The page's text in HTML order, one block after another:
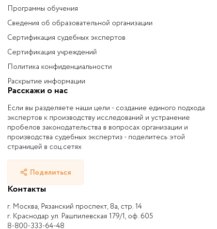
Программы обучения
Сведения об образовательной организации
Сертификация судебных экспертов
Сертификация учреждений
Политика конфиденциальности
Раскрытие информации
Расскажи о нас
Если вы разделяете наши цели - создание единого подхода
экспертов к производству исследований и устранение
пробелов законодательства в вопросах организации и
производства судебных экспертиз - поделитесь этой
страницей в соц.сетях
Поделиться
Контакты
г. Москва, Рязанский проспект, 8а, стр. 14
г. Краснодар ул. Рашпилевская 179/1, оф. 605
8-800-333-64-48